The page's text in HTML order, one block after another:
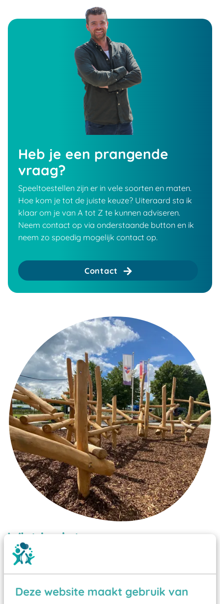
Deze website maakt gebruik van
Heb je een prangende
vraag?
Speeltoestellen zijn er in vele soorten en maten.
Hoe kom je tot de juiste keuze? Uiteraard sta ik
klaar om je van A tot Z te kunnen adviseren.
Neem contact op via onderstaande button en ik
neem zo spoedig mogelijk contact op.
Contact
Wist je dat:
Vanaf een valhoogte van 1,5 meter een speciale
Elk speeltoestel in de openbare ruimte voorzien